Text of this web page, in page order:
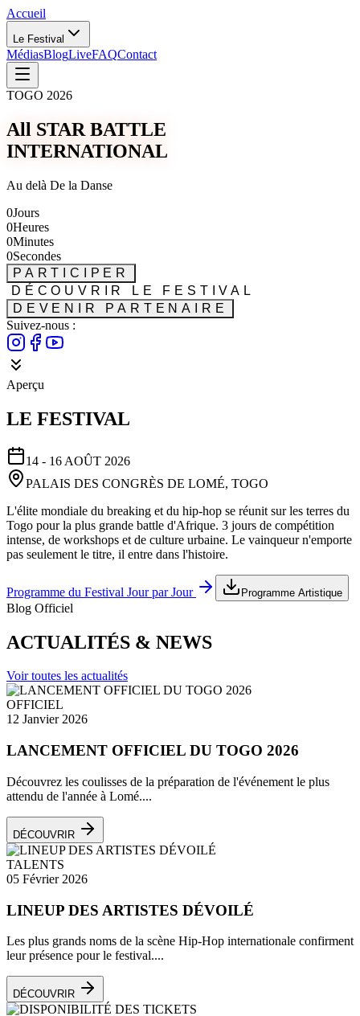
Accueil
Le Festival
MédiasBlogLiveFAQContact
TOGO 2026
All STAR BATTLE
INTERNATIONAL
Au delà De la Danse
0Jours
0Heures
0Minutes
0Secondes
PARTICIPER
DÉCOUVRIR LE FESTIVAL
DEVENIR PARTENAIRE
Suivez-nous :
Aperçu
LE FESTIVAL
14 - 16 AOÛT 2026
PALAIS DES CONGRÈS DE LOMÉ, TOGO
L'élite mondiale du breaking et du hip-hop se réunit sur les terres du
Togo pour la plus grande battle d'Afrique. 3 jours de compétition
intense, de workshops et de culture urbaine. Le vainqueur n'emporte
pas seulement le titre, il entre dans l'histoire.
Programme du Festival Jour par Jour Programme Artistique
Blog Officiel
ACTUALITÉS & NEWS
Voir toutes les actualités
OFFICIEL
12 Janvier 2026
LANCEMENT OFFICIEL DU TOGO 2026
Découvrez les coulisses de la préparation de l'événement le plus
attendu de l'année à Lomé....
DÉCOUVRIR
TALENTS
05 Février 2026
LINEUP DES ARTISTES DÉVOILÉ
Les plus grands noms de la scène Hip-Hop internationale confirment
leur présence pour le festival....
DÉCOUVRIR